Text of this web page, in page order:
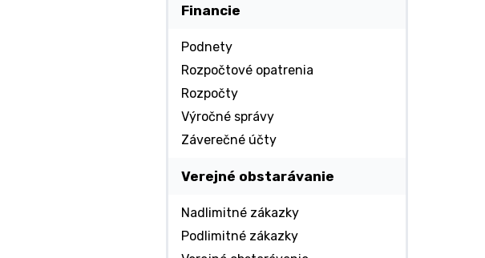
Financie
Podnety
Rozpočtové opatrenia
Rozpočty
Výročné správy
Záverečné účty
Verejné obstarávanie
Nadlimitné zákazky
Podlimitné zákazky